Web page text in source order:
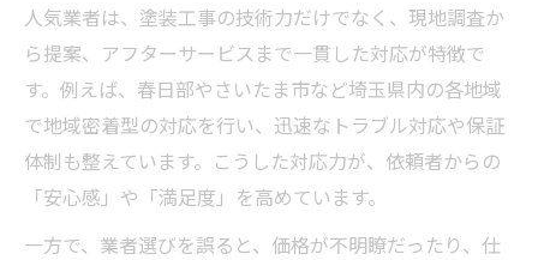
人気業者は、塗装工事の技術力だけでなく、現地調査か
ら提案、アフターサービスまで一貫した対応が特徴で
す。例えば、春日部やさいたま市など埼玉県内の各地域
で地域密着型の対応を行い、迅速なトラブル対応や保証
体制も整えています。こうした対応力が、依頼者からの
「安心感」や「満足度」を高めています。
一方で、業者選びを誤ると、価格が不明瞭だったり、仕